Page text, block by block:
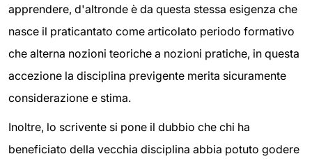
apprendere, d'altronde è da questa stessa esigenza che
nasce il praticantato come articolato periodo formativo
che alterna nozioni teoriche a nozioni pratiche, in questa
accezione la disciplina previgente merita sicuramente
considerazione e stima.
Inoltre, lo scrivente si pone il dubbio che chi ha
beneficiato della vecchia disciplina abbia potuto godere